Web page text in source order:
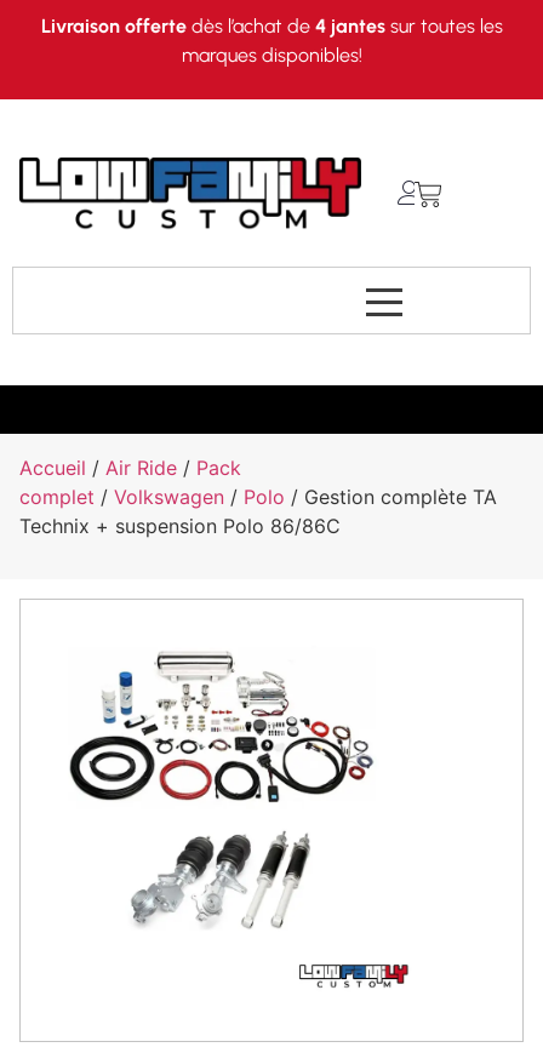
Livraison offertedès l’achat de 4 jantessur toutes les
marques disponibles!
Accueil / Air Ride / Pack
complet / Volkswagen / Polo / Gestion complète TA
Technix + suspension Polo 86/86C